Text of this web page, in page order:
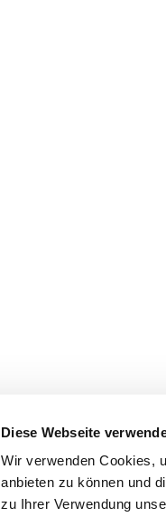
Diese Webseite
Wir verwenden Cookies,
anbieten zu können und
zu Ihrer Verwendung